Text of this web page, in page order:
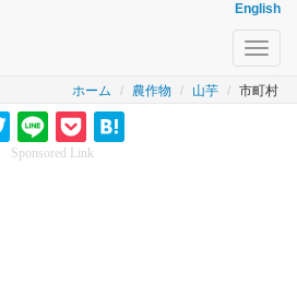
English
ホーム 農作物 山芋 市町村
Sponsored Link